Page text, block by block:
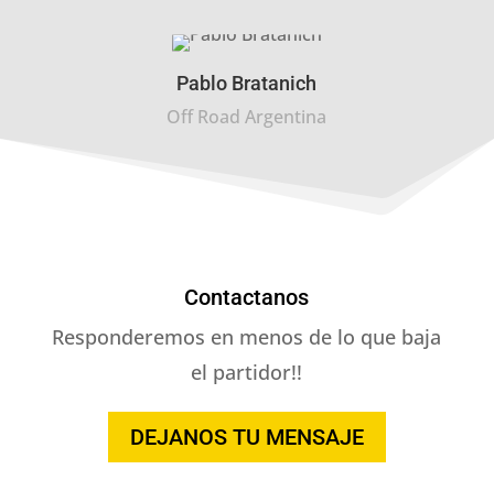
Pablo Bratanich
Off Road Argentina
Contactanos
Responderemos en menos de lo que baja
el partidor!!
DEJANOS TU MENSAJE